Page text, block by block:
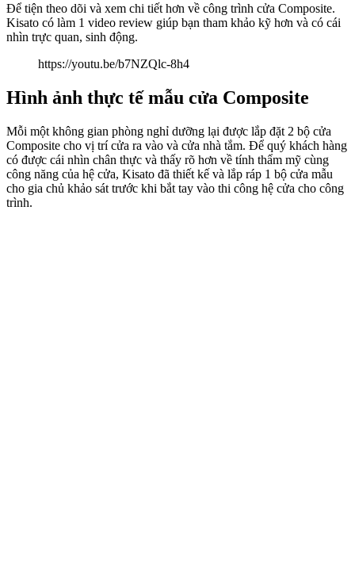
Để tiện theo dõi và xem chi tiết hơn về công trình cửa Composite.
Kisato có làm 1 video review giúp bạn tham khảo kỹ hơn và có cái
nhìn trực quan, sinh động.
https://youtu.be/b7NZQlc-8h4
Hình ảnh thực tế mẫu cửa Composite
Mỗi một không gian phòng nghỉ dưỡng lại được lắp đặt 2 bộ cửa
Composite cho vị trí cửa ra vào và cửa nhà tắm. Để quý khách hàng
có được cái nhìn chân thực và thấy rõ hơn về tính thẩm mỹ cùng
công năng của hệ cửa, Kisato đã thiết kế và lắp ráp 1 bộ cửa mẫu
cho gia chủ khảo sát trước khi bắt tay vào thi công hệ cửa cho công
trình.